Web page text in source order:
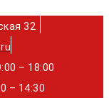
32
– 18:00
– 14:30